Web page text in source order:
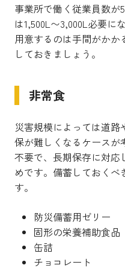
事業所で働く従業員数が
は1,500L〜3,000L必要に
用意するのは手間がか
しておきましょう。
非常食
災害規模によっては道
保が難しくなるケースが
不要で、長期保存に対応
めです。備蓄しておく
す。
防災備蓄用ゼリー
固形の栄養補助食品
缶詰
チョコレート